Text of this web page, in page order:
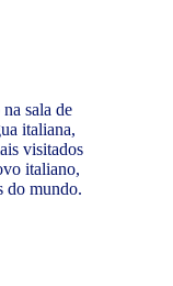
sala de
italiana,
visitados
italiano,
do mundo.